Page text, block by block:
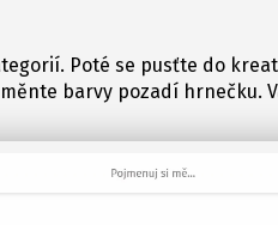
Poté se pusťte do
barvy pozadí hrnečku.